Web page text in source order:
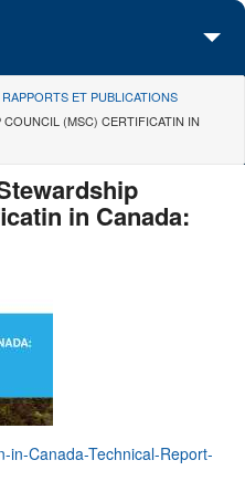
RAPPORTS ET PUBLICATIONS
(MSC) CERTIFICATIN IN
in Canada:
in-Canada-Technical-Report-